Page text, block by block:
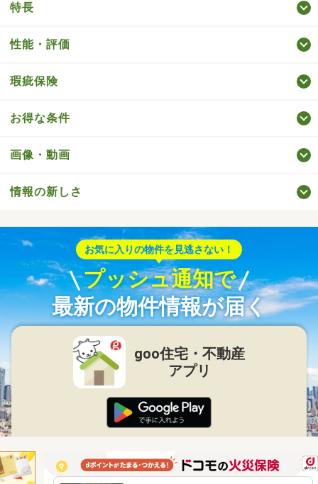
特長
性能・評価
瑕疵保険
お得な条件
画像・動画
情報の新しさ
お気に入りの物件を見逃さない！
プッシュ通知で
最新の物件情報が届く
goo住宅・不動産
アプリ